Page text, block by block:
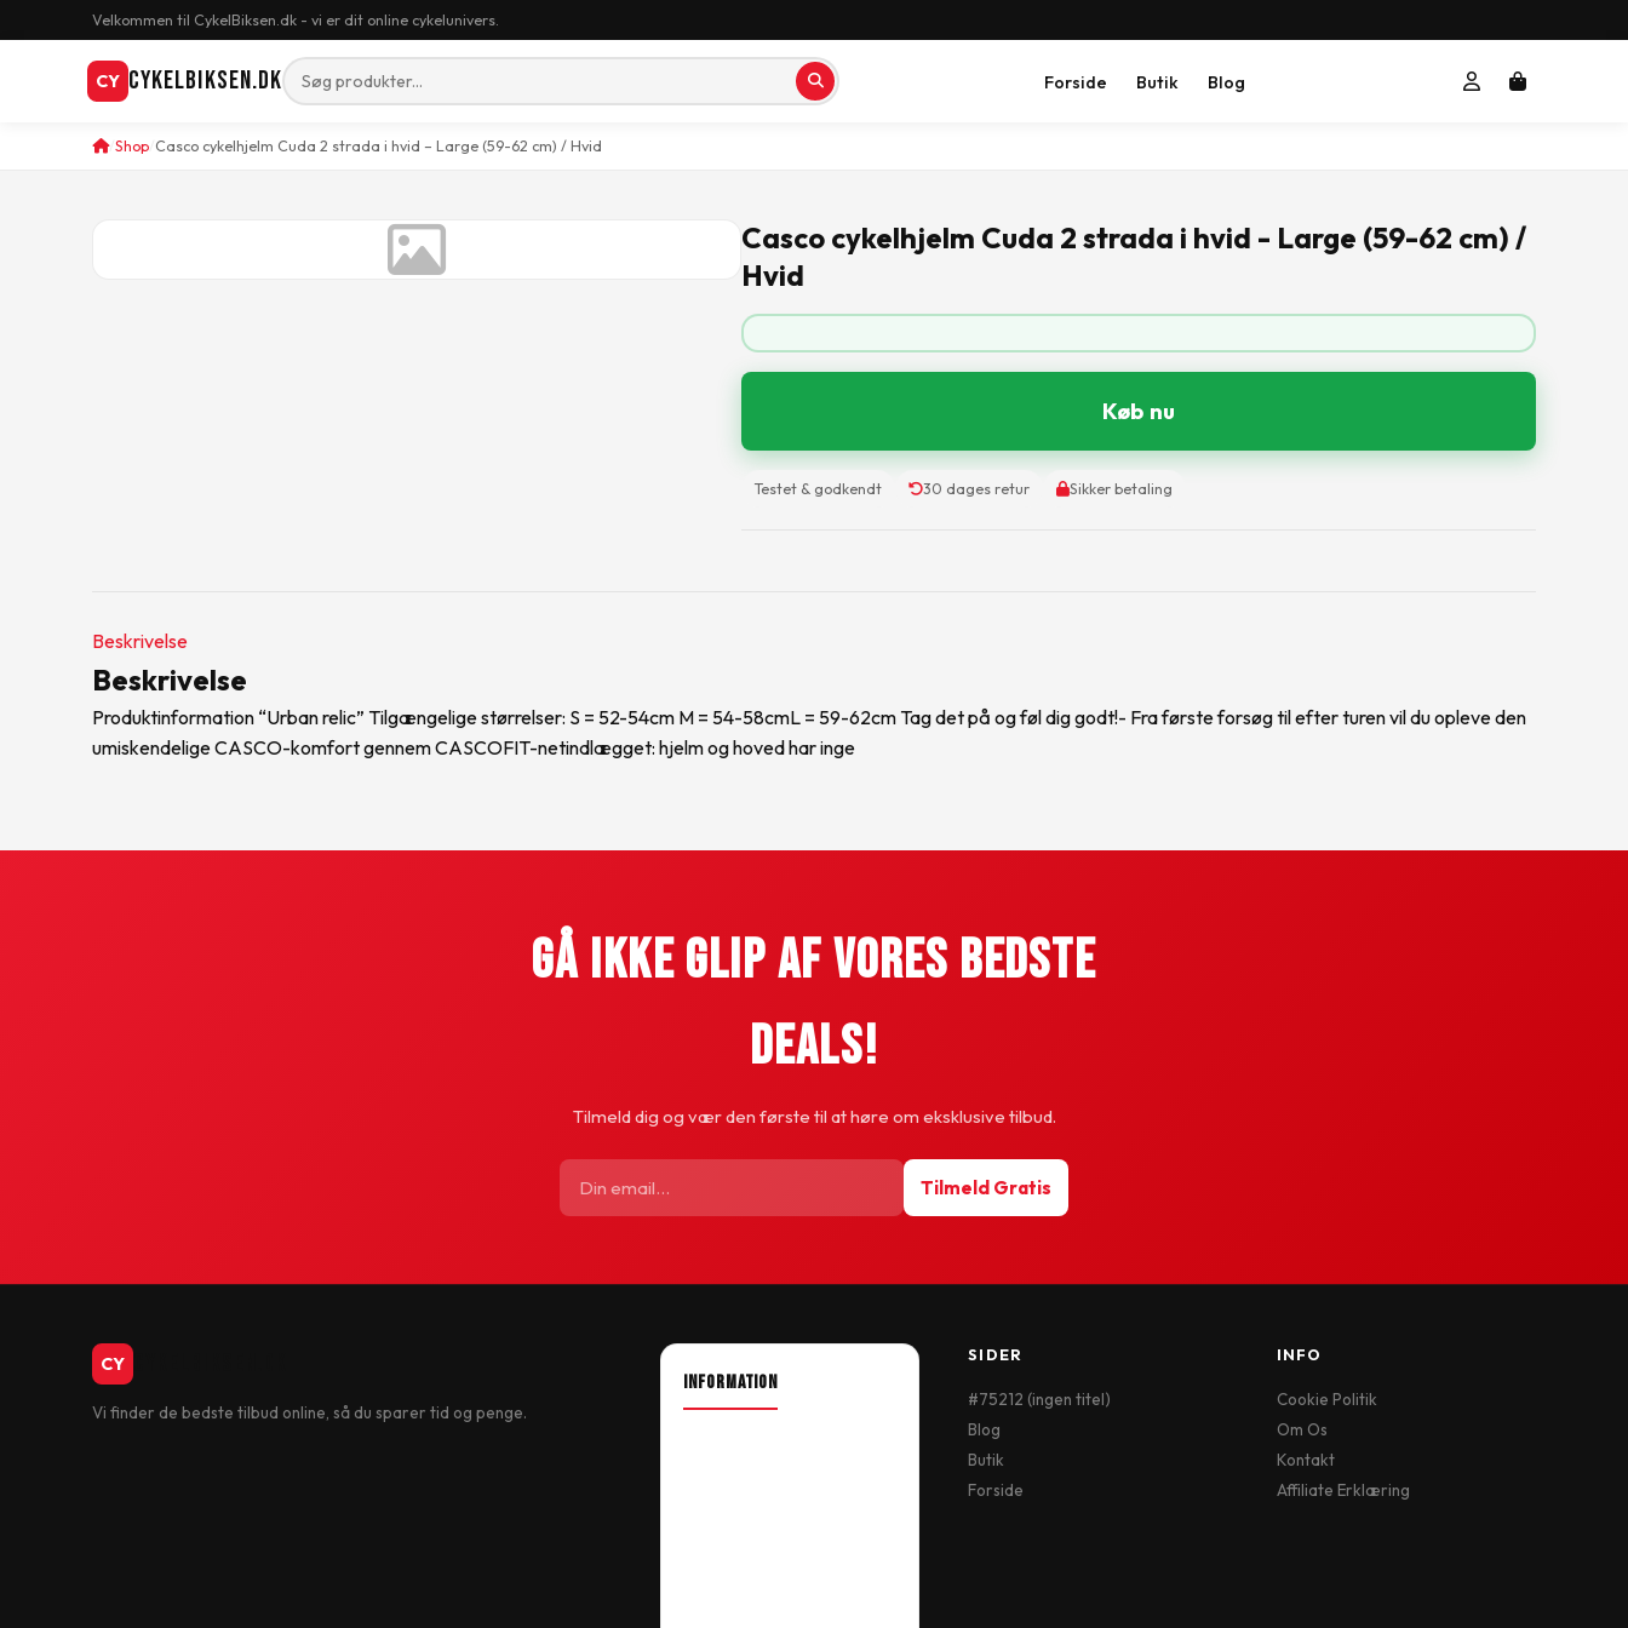
Velkommen til CykelBiksen.dk - vi er dit online cykelunivers.
CY CykelBiksen.dk Forside Butik Blog
Shop Casco cykelhjelm Cuda 2 strada i hvid – Large (59-62 cm) / Hvid
Casco cykelhjelm Cuda 2 strada i hvid - Large (59-62 cm) /
Hvid
Køb nu
Testet & godkendt 30 dages retur Sikker betaling
Beskrivelse
Beskrivelse
Produktinformation “Urban relic” Tilgængelige størrelser: S = 52-54cm M = 54-58cmL = 59-62cm Tag det på og føl dig godt!- Fra første forsøg til efter turen vil du opleve den
umiskendelige CASCO-komfort gennem CASCOFIT-netindlægget: hjelm og hoved har inge
Gå Ikke Glip Af Vores Bedste
Deals!
Tilmeld dig og vær den første til at høre om eksklusive tilbud.
Tilmeld Gratis
CY
Vi finder de bedste tilbud online, så du sparer tid og penge.
INFORMATION
SIDER
#75212 (ingen titel)
Blog
Butik
Forside
INFO
Cookie Politik
Om Os
Kontakt
Affiliate Erklæring